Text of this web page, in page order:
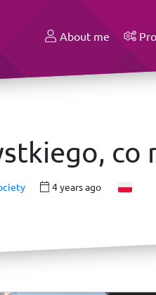
About me
co
4 years ago